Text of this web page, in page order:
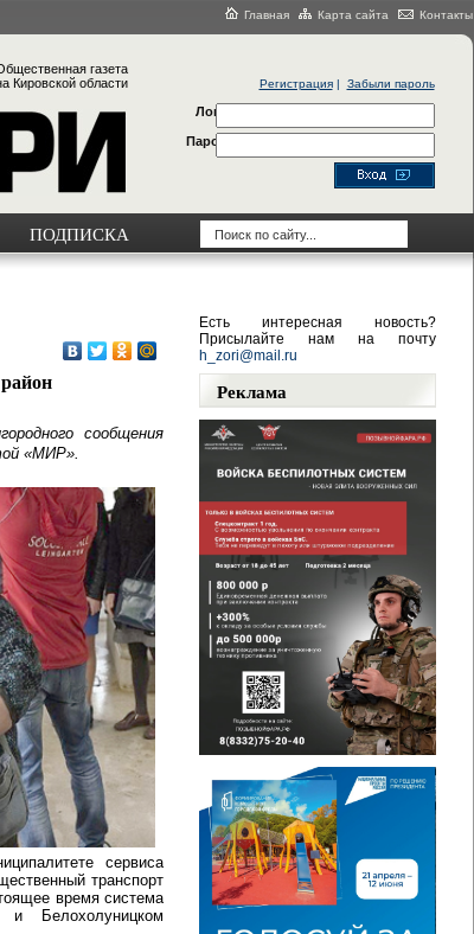
Главная Карта сайта Контакты
газета
Кировской области
Регистрация| Забыли пароль
Логин
Пароль
ПОДПИСКА
сообщения
«МИР».
сервиса
транспорт
время система
Белохолуницком
Есть интересная новость?
Присылайте нам на почту
h_zori@mail.ru
Реклама